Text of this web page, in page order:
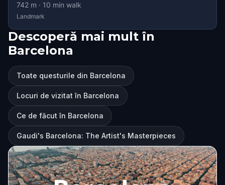
742 m · 10 min walk
Landmark
Descoperă mai mult în
Barcelona
Toate questurile din Barcelona
Locuri de vizitat în Barcelona
Ce de făcut în Barcelona
Gaudi's Barcelona: The Artist's Masterpieces